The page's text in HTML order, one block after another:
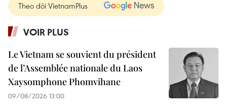
Theo dõi VietnamPlus
VOIR PLUS
Le Vietnam se souvient du président
de l’Assemblée nationale du Laos
Xaysomphone Phomvihane
09/08/2026 13:00